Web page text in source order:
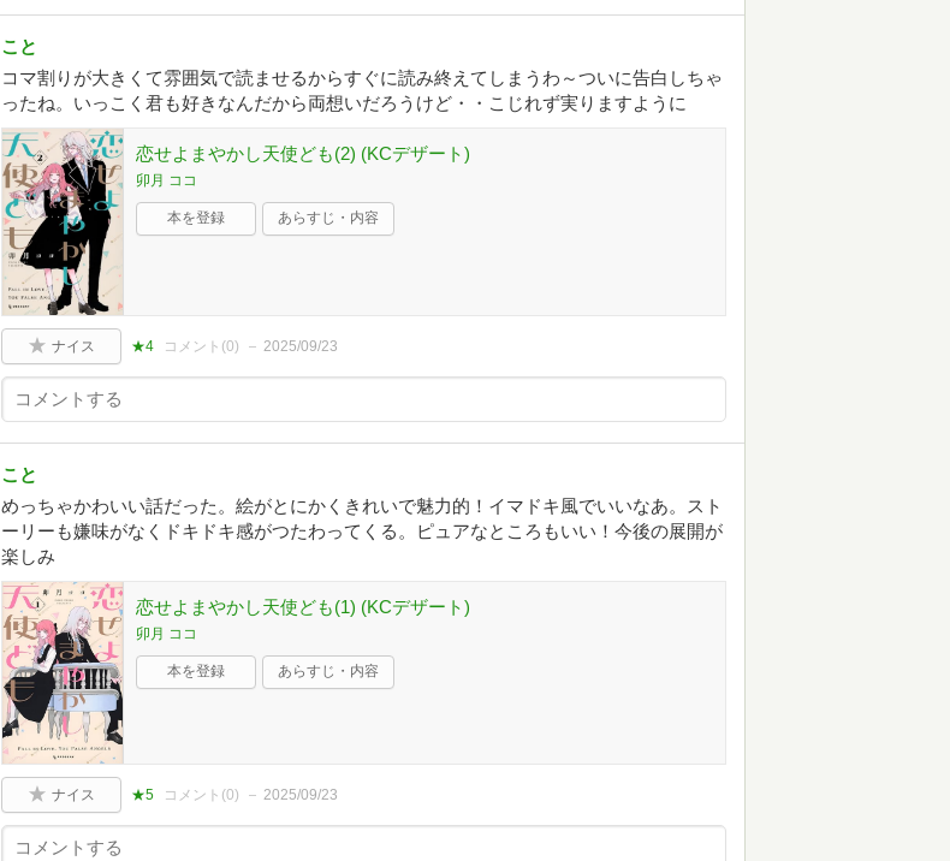
こと
コマ割りが大きくて雰囲気で読ませるからすぐに読み終えてしまうわ～ついに告白しちゃ
ったね。いっこく君も好きなんだから両想いだろうけど・・こじれず実りますように
恋せよまやかし天使ども(2) (KCデザート)
卯月 ココ
本を登録 あらすじ・内容
ナイス ★4 コメント(0) 2025/09/23
こと
めっちゃかわいい話だった。絵がとにかくきれいで魅力的！イマドキ風でいいなあ。スト
ーリーも嫌味がなくドキドキ感がつたわってくる。ピュアなところもいい！今後の展開が
楽しみ
恋せよまやかし天使ども(1) (KCデザート)
卯月 ココ
本を登録 あらすじ・内容
ナイス ★5 コメント(0) 2025/09/23